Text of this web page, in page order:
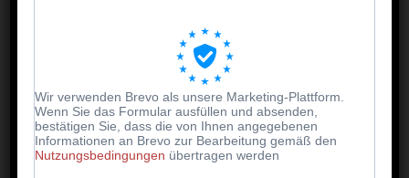
Einschulung oder Schulstart
Freunde, Kolleg*innen oder Großeltern
Kindergeburtstage (als Aktivität oder Geschenk)
„Ich-denk-an-dich“-Geschenke
Ob für kleine Kinder, Teenager, Erwachsene oder
Wir verwenden Brevo als unsere Marketing-Plattform.
Wenn Sie das Formular ausfüllen und absenden,
bestätigen Sie, dass die von Ihnen angegebenen
Informationen an Brevo zur Bearbeitung gemäß den
Nutzungsbedingungen übertragen werden